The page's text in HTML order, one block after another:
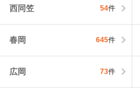
西同笠 54件
春岡 645件
広岡 73件